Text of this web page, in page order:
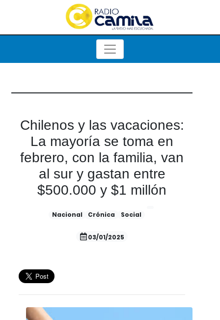
Chilenos y las vacaciones:
La mayoría se toma en
febrero, con la familia, van
al sur y gastan entre
$500.000 y $1 millón
Nacional Crónica Social
03/01/2025